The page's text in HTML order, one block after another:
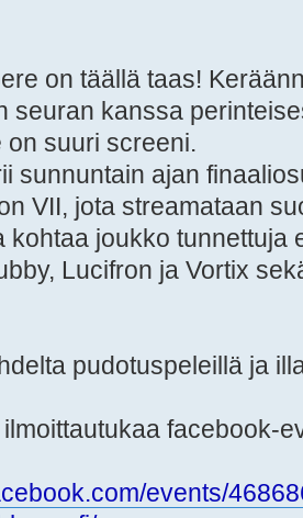
on täällä taas!
seuran kanssa
on suuri screeni.
sunnuntain ajan
VII, jota streamataan
kohtaa joukko tunnettuja
Lucifron ja Vortix
pudotuspeleillä ja
facebook-
events/